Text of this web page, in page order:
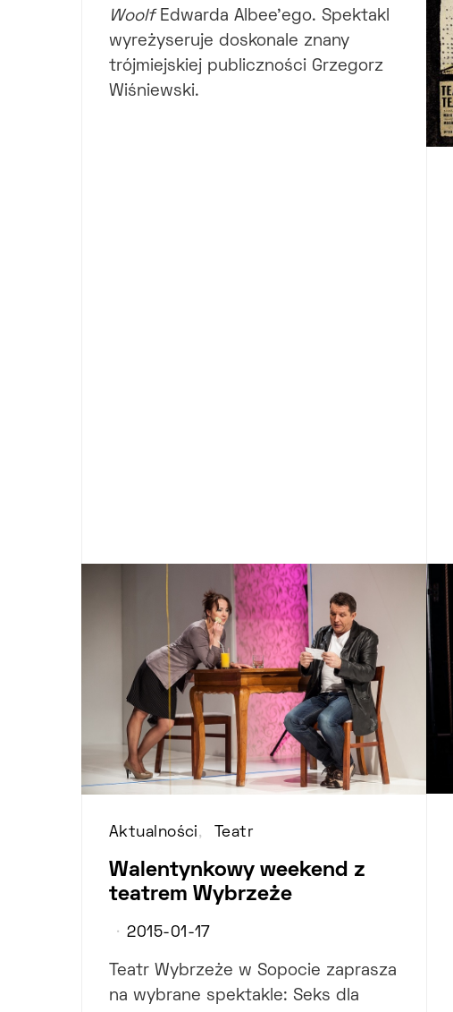
WoolfEdwarda Albee'ego. Spektakl
wyreżyseruje doskonale znany
trójmiejskiej publiczności Grzegorz
Wiśniewski.
Aktualności Teatr
Walentynkowy weekend z
teatrem Wybrzeże
2015-01-17
Teatr Wybrzeże w Sopocie zaprasza
na wybrane spektakle: Seks dla